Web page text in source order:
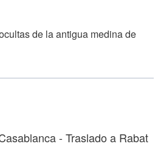
de la antigua medina de
- Traslado a Rabat